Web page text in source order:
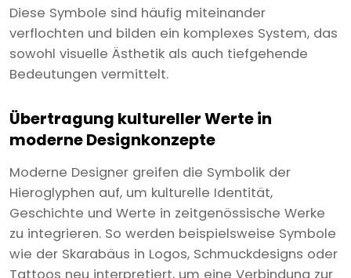
Diese Symbole sind häufig miteinander
verflochten und bilden ein komplexes System, das
sowohl visuelle Ästhetik als auch tiefgehende
Bedeutungen vermittelt.
Übertragung kultureller Werte in
moderne Designkonzepte
Moderne Designer greifen die Symbolik der
Hieroglyphen auf, um kulturelle Identität,
Geschichte und Werte in zeitgenössische Werke
zu integrieren. So werden beispielsweise Symbole
wie der Skarabäus in Logos, Schmuckdesigns oder